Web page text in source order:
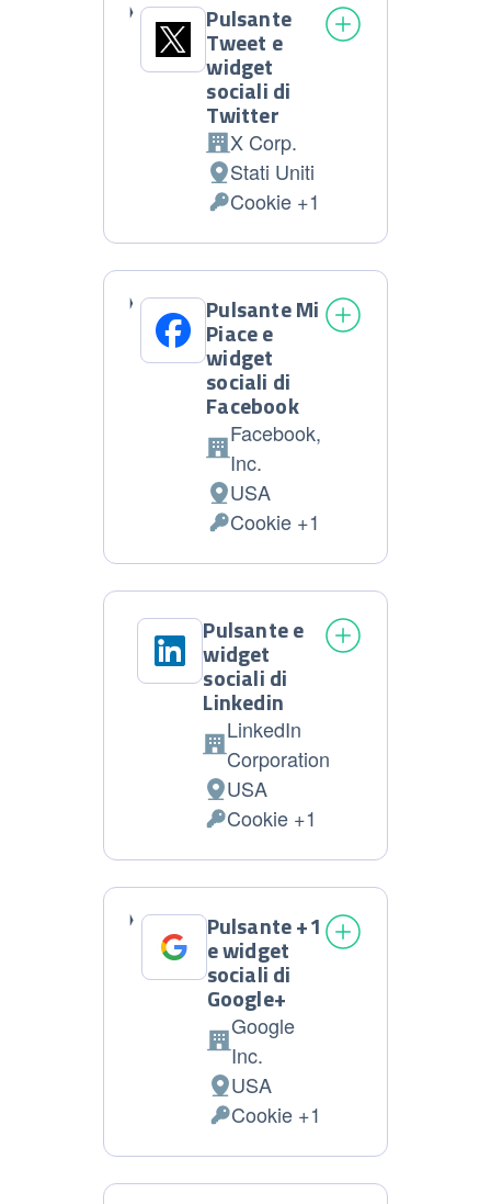
Pulsante
Tweet e
widget
sociali di
Twitter
Azienda:
X Corp.
Luogo
del
trattamento:
Stati Uniti
Dati
Personali
trattati:
Cookie +1
Pulsante Mi
Piace e
widget
sociali di
Facebook
Azienda:
Facebook,
Inc.
Luogo
del
trattamento:
USA
Dati
Personali
trattati:
Cookie +1
Pulsante e
widget
sociali di
Linkedin
Azienda:
LinkedIn
Corporation
Luogo
del
trattamento:
USA
Dati
Personali
trattati:
Cookie +1
Pulsante +1
e widget
sociali di
Google+
Azienda:
Google
Inc.
Luogo
del
trattamento:
USA
Dati
Personali
trattati:
Cookie +1